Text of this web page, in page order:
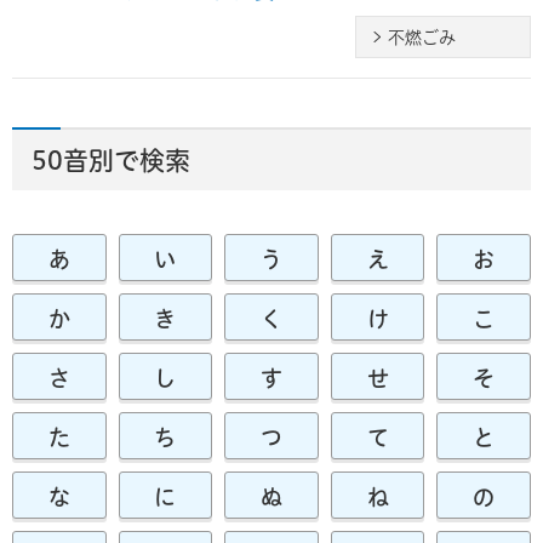
不燃ごみ
50音別で検索
あ い う え お
か き く け こ
さ し す せ そ
た ち つ て と
な に ぬ ね の